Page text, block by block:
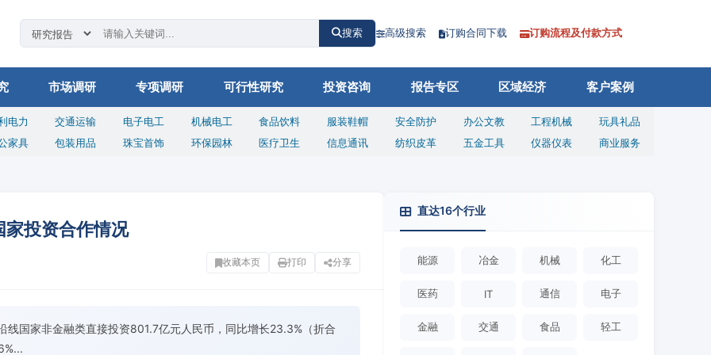
搜索 高级搜索 订购合同下载 订购流程及付款方式
市场调研 专项调研 可行性研究 投资咨询 报告专区 区域经济 客户案例
电力 交通运输 电子电工 机械电工 食品饮料 服装鞋帽 安全防护 办公文教 工程机械
玩具礼品
家具
包装用品 珠宝首饰 环保园林 医疗卫生 信息通讯 纺织皮革 五金工具 仪器仪表 商业服务
投资合作情况
收藏本页 打印 分享
线国家非金融类直接投资801.7亿元人民币，同比增长23.3%（折合
直达16个行业
能源 冶金 机械 化工
医药 IT 通信 电子
金融 交通 食品 轻工